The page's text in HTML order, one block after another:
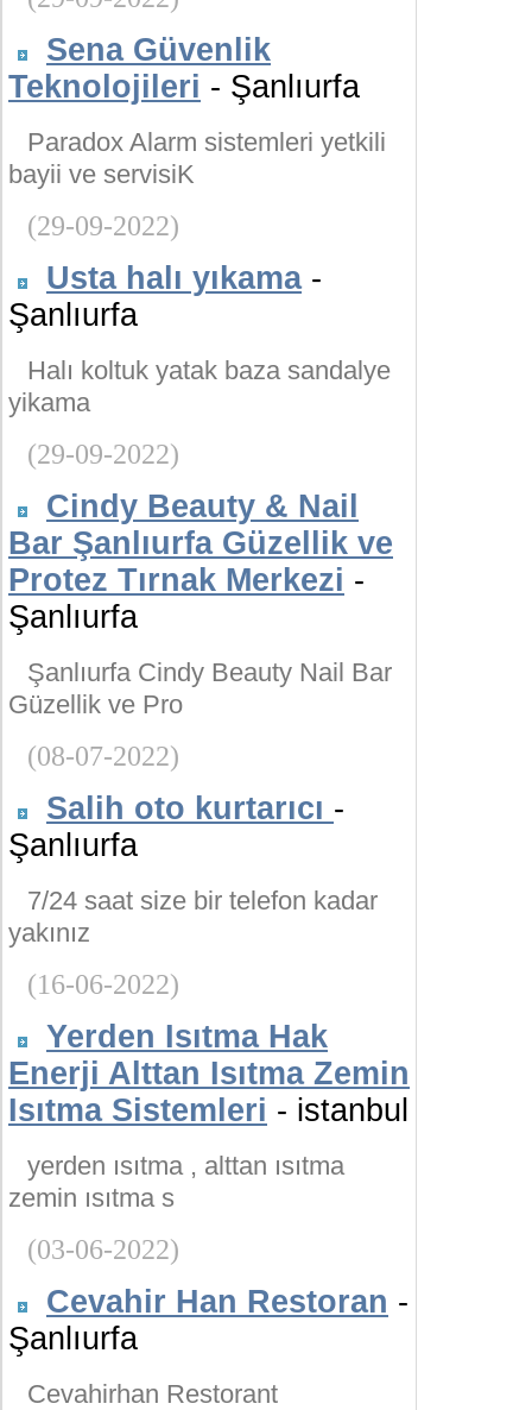
Sena Güvenlik
Teknolojileri - Şanlıurfa
Paradox Alarm sistemleri yetkili
bayii ve servisiK
(29-09-2022)
Usta halı yıkama-
Şanlıurfa
Halı koltuk yatak baza sandalye
yikama
(29-09-2022)
Cindy Beauty & Nail
Bar Şanlıurfa Güzellik ve
Protez Tırnak Merkezi -
Şanlıurfa
Şanlıurfa Cindy Beauty Nail Bar
Güzellik ve Pro
(08-07-2022)
Salih oto kurtarıcı -
Şanlıurfa
7/24 saat size bir telefon kadar
yakınız
(16-06-2022)
Yerden Isıtma Hak
Enerji Alttan Isıtma Zemin
Isıtma Sistemleri - istanbul
yerden ısıtma , alttan ısıtma
zemin ısıtma s
(03-06-2022)
Cevahir Han Restoran -
Şanlıurfa
Cevahirhan Restorant